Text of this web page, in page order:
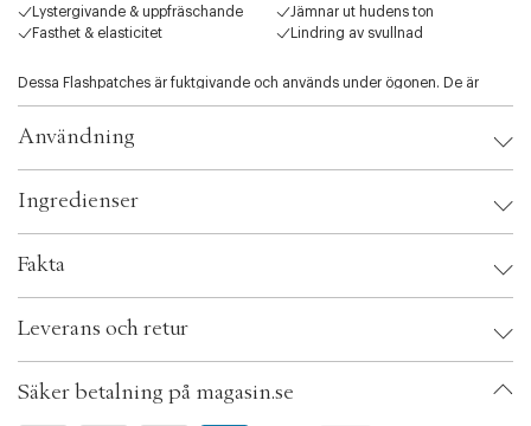
a
t
o
s
e
i
Lystergivande & uppfräschande
Jämnar ut hudens ton
Fasthet & elasticitet
Lindring av svullnad
Dessa Flashpatches är fuktgivande och används under ögonen. De är
idealiska för användning mot trötthet och svullna ögon.
Hur använder du det?
Applicera dagligen under ögonen och låt sitta i 5 minuter (eller längre om
så önskas).
Släng dem ut efter användning.
Användning
Ingredienser
Fakta
EAN: 852653005761
ID: ACTD68-0008
Leverans och retur
Säker betalning på magasin.se